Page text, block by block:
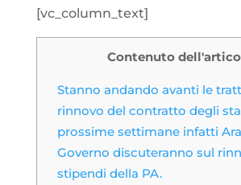
[vc_column_text]
Contenuto
Stanno andando avanti le
rinnovo del contratto degli
prossime settimane infatti
Governo discuteranno sul
stipendi della PA.